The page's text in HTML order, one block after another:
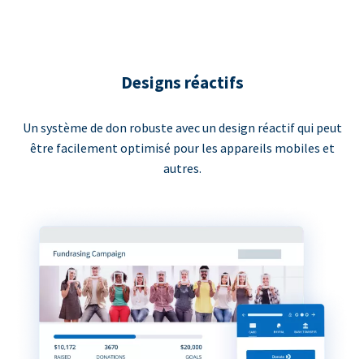
Designs réactifs
Un système de don robuste avec un design réactif qui peut
être facilement optimisé pour les appareils mobiles et
autres.